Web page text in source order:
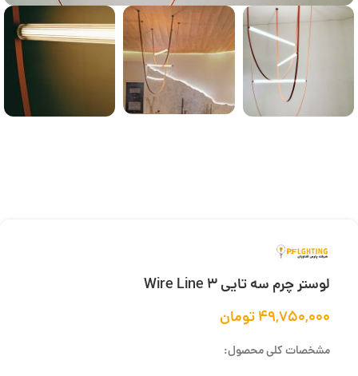
لوستر چرم سه تایی Wire Line 3
۴۹,۷۵۰,۰۰۰تومان
مشخصات کلی محصول: